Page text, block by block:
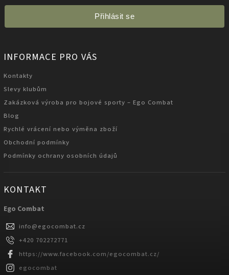
Přihlásit se
INFORMACE PRO VÁS
Kontakty
Slevy klubům
Zakázková výroba pro bojové sporty – Ego Combat
Blog
Rychlé vrácení nebo výměna zboží
Obchodní podmínky
Podmínky ochrany osobních údajů
KONTAKT
Ego Combat
info@egocombat.cz
+420 702272771
https://www.facebook.com/egocombat.cz/
egocombat